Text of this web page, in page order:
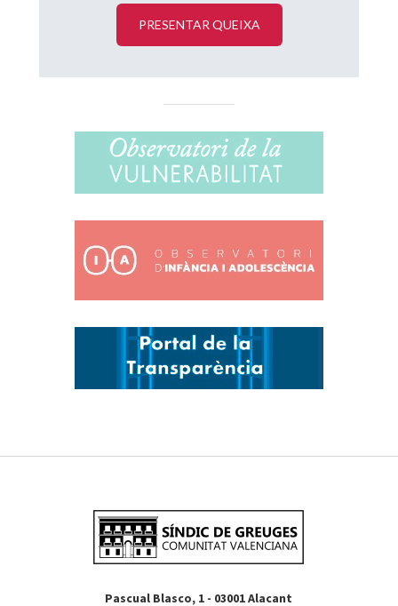
PRESENTAR QUEIXA
Pascual Blasco, 1 - 03001 Alacant